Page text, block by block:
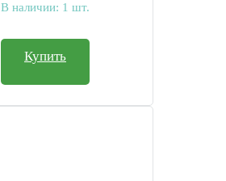
В наличии: 1 шт.
Купить